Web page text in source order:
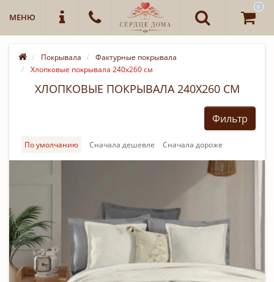
МЕНЮ
0
Покрывала
Фактурные покрывала
Хлопковые покрывала 240х260 см
ХЛОПКОВЫЕ ПОКРЫВАЛА 240Х260 СМ
Фильтр
По умолчанию Cначала дешевле Cначала дороже